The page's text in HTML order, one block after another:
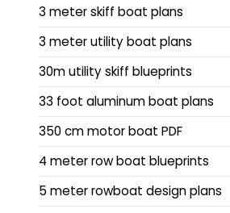
3 meter skiff boat plans
3 meter utility boat plans
30m utility skiff blueprints
33 foot aluminum boat plans
350 cm motor boat PDF
4 meter row boat blueprints
5 meter rowboat design plans